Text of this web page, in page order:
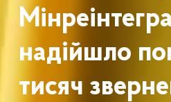
надійшло
тисяч